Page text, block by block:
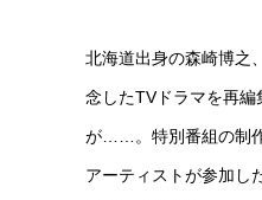
北海道出身の森崎博之
念したTVドラマを再
が……。特別番組の制
アーティストが参加し